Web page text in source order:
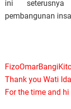
ini seterusnya
pembangunan
Thank you Wati
For the time and hi